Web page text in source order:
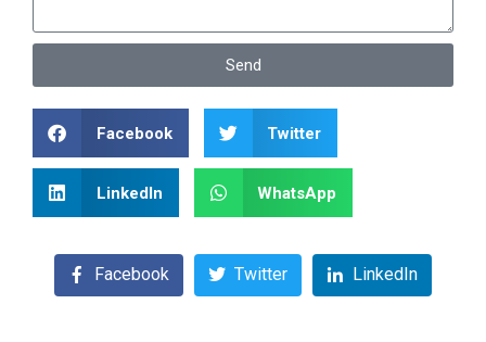
Send
Facebook Twitter
LinkedIn WhatsApp
Facebook Twitter LinkedIn